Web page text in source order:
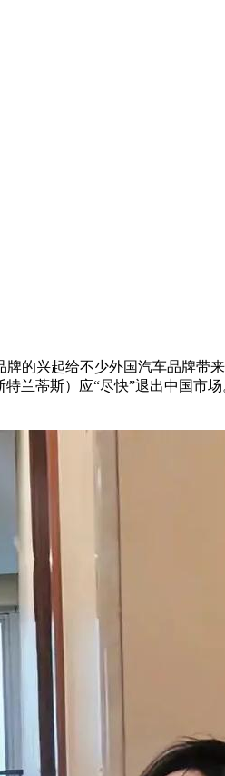
兴起给不少外国汽车品牌带
兰蒂斯）应“尽快”退出中国